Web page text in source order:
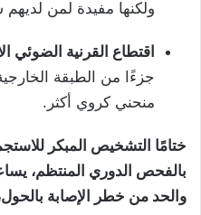
ولكنها مفيدة لمن
اقتطاع القرنية الضوئي
جزءًا من الطبقة
منحني كروي أكثر.
ختامًا التشخيص المبكر
بالفحص الدوري المنتظم،
والحد من خطر الإصابة